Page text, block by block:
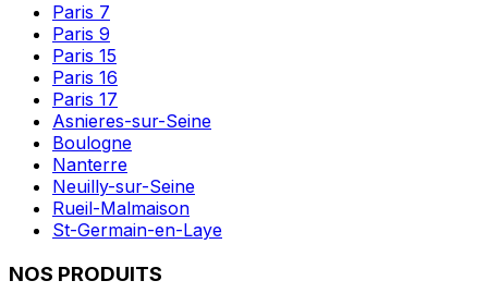
Paris 7
Paris 9
Paris 15
Paris 16
Paris 17
Asnieres-sur-Seine
Boulogne
Nanterre
Neuilly-sur-Seine
Rueil-Malmaison
St-Germain-en-Laye
NOS PRODUITS